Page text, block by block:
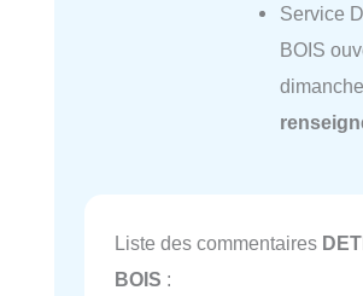
Service
BOIS
Liste des commentaires
BOIS :